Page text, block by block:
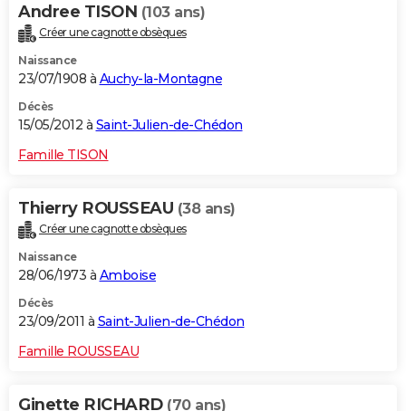
Andree TISON (103 ans)
Créer une cagnotte obsèques
Naissance
23/07/1908 à Auchy-la-Montagne
Décès
15/05/2012 à Saint-Julien-de-Chédon
Famille TISON
Thierry ROUSSEAU (38 ans)
Créer une cagnotte obsèques
Naissance
28/06/1973 à Amboise
Décès
23/09/2011 à Saint-Julien-de-Chédon
Famille ROUSSEAU
Ginette RICHARD (70 ans)